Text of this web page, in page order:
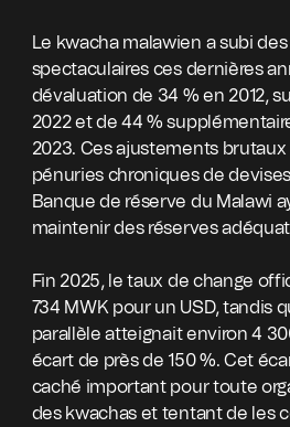
Le kwacha malawien a subi
spectaculaires ces dernières
dévaluation de 34 % en 2012,
2022 et de 44 %
2023. Ces ajustements
pénuries chroniques de
Banque de réserve du Malawi
maintenir des réserves
Fin 2025, le taux de change
734 MWK pour un USD, tandis
parallèle atteignait environ 4
écart de près de 150 %. Cet
caché important pour toute
des kwachas et tentant de les